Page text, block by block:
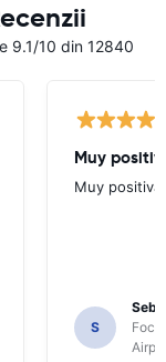
9.1/10 din 12840
Muy
Muy positiva
S
Foco